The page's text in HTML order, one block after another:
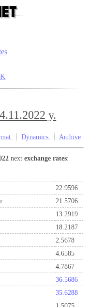
y.
Dynamics Archive
nextexchange rates:
22.9596
21.5706
13.2919
18.2187
2.5678
4.6585
4.7867
36.5686
35.6288
1.5075